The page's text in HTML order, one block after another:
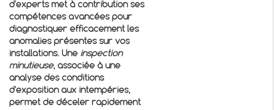
d'experts met à contribution ses
compétences avancées pour
diagnostiquer efficacement les
anomalies présentes sur vos
installations. Une inspection
minutieuse, associée à une
analyse des conditions
d'exposition aux intempéries,
permet de déceler rapidement